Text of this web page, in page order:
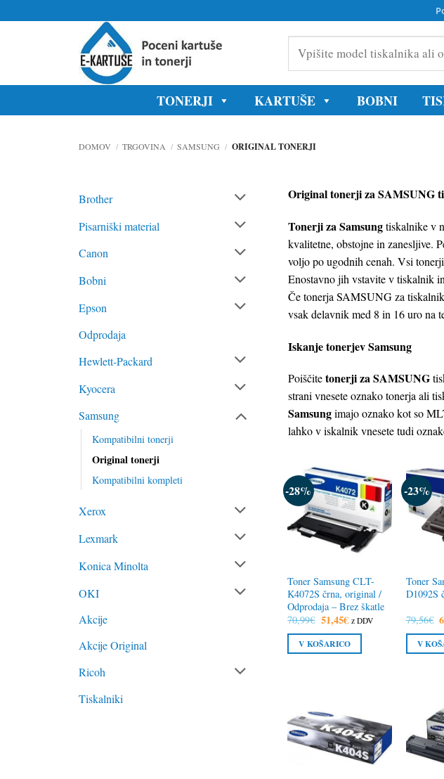
na
model
tiskalnika
oznako
kartuše/tonerja
TONERJI KARTUŠE BOBNI
DOMOV / TRGOVINA / SAMSUNG / ORIGINAL TONERJI
Brother
Pisarniški material
Canon
Bobni
Epson
Odprodaja
Hewlett-Packard
Kyocera
Samsung
Kompatibilni tonerji
Original tonerji
Kompatibilni kompleti
Xerox
Lexmark
Konica Minolta
OKI
Akcije
Akcije Original
Ricoh
Tiskalniki
Original tonerji za SAMSUNG
Tonerji za Samsungtiskalnike v
kvalitetne, obstojne in zanesljive.
voljo po ugodnih cenah. Vsi
Enostavno jih vstavite v tiskalnik
Če tonerja SAMSUNG za
vsak delavnik med 8 in 16 uro na
Iskanje tonerjev Samsung
Poiščitetonerji za SAMSUNG
strani vnesete oznako tonerja ali
Samsungimajo oznako kot so
lahko v iskalnik vnesete tudi
-28%
Toner Samsung CLT-
K4072S črna, original /
Odprodaja – Brez škatle
70,99€ Izvirna
cena
je
bila:
51,45€Trenutna
je:
51,45€.
z DDV
V KOŠARICO
-23%
Toner
D1092S
79,56€
V